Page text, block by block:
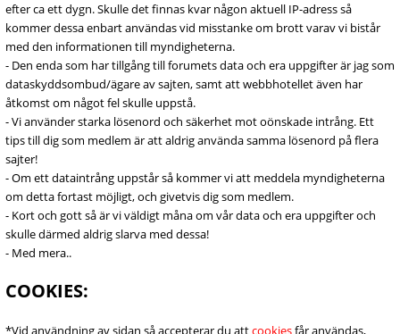
efter ca ett dygn. Skulle det finnas kvar någon aktuell IP-adress så
kommer dessa enbart användas vid misstanke om brott varav vi bistår
med den informationen till myndigheterna.
- Den enda som har tillgång till forumets data och era uppgifter är jag som
dataskyddsombud/ägare av sajten, samt att webbhotellet även har
åtkomst om något fel skulle uppstå.
- Vi använder starka lösenord och säkerhet mot oönskade intrång. Ett
tips till dig som medlem är att aldrig använda samma lösenord på flera
sajter!
- Om ett dataintrång uppstår så kommer vi att meddela myndigheterna
om detta fortast möjligt, och givetvis dig som medlem.
- Kort och gott så är vi väldigt måna om vår data och era uppgifter och
skulle därmed aldrig slarva med dessa!
- Med mera..
COOKIES:
*Vid användning av sidan så accepterar du attcookiesfår användas,